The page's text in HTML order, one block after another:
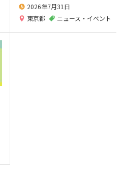
2026年7月31日
東京都
ニュース・イベント